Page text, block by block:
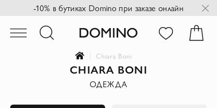
-10% в бутиках Domino при заказе онлайн
Chiara Boni
CHIARA BONI
ОДЕЖДА